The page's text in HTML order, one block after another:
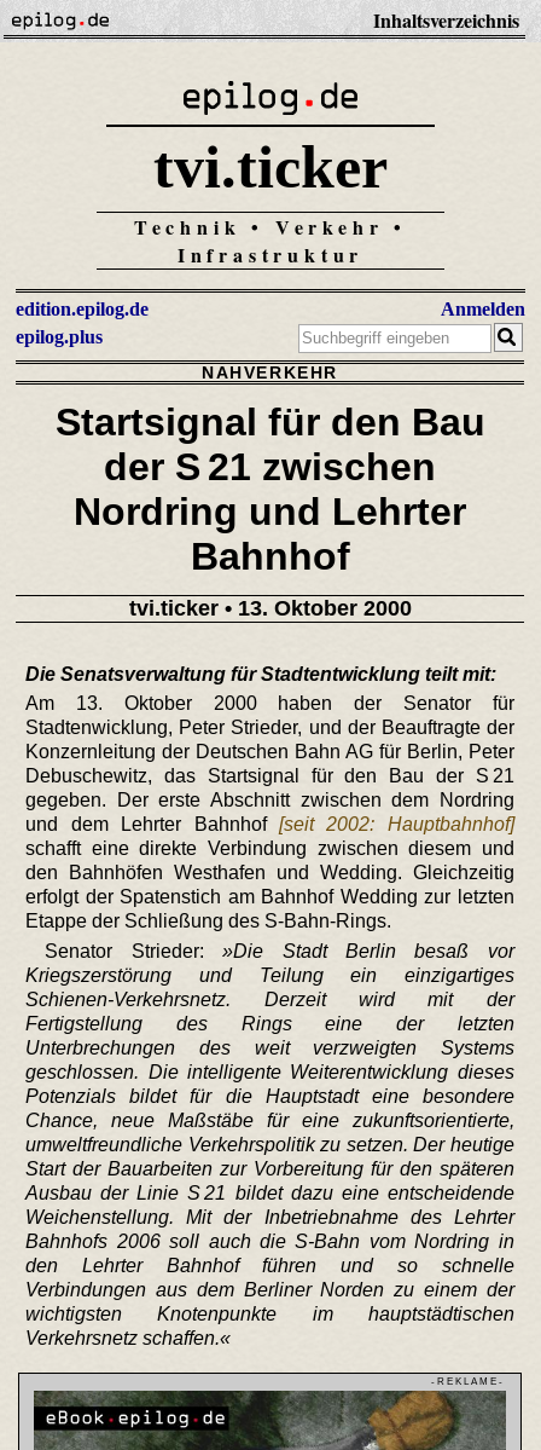
Inhaltsverzeichnis
tvi.ticker
Technik • Verkehr •
Infrastruktur
edition.epilog.de
epilog.plus
Anmelden
NAHVERKEHR
Startsignal für den Bau
der S 21 zwischen
Nordring und Lehrter
Bahnhof
tvi.ticker• 13. Oktober 2000
Die Senatsverwaltung für Stadtentwicklung teilt mit:
Am 13. Oktober 2000 haben der Senator für
Stadtenwicklung, Peter Strieder, und der Beauftragte der
Konzernleitung der Deutschen Bahn AG für Berlin, Peter
Debuschewitz, das Startsignal für den Bau der S 21
gegeben. Der erste Abschnitt zwischen dem Nordring
und dem Lehrter Bahnhof [seit 2002: Hauptbahnhof]
schafft eine direkte Verbindung zwischen diesem und
den Bahnhöfen Westhafen und Wedding. Gleichzeitig
erfolgt der Spatenstich am Bahnhof Wedding zur letzten
Etappe der Schließung des S-Bahn-Rings.
Senator Strieder: Die Stadt Berlin besaß vor
Kriegszerstörung und Teilung ein einzigartiges
Schienen-Verkehrsnetz. Derzeit wird mit der
Fertigstellung des Rings eine der letzten
Unterbrechungen des weit verzweigten Systems
geschlossen. Die intelligente Weiterentwicklung dieses
Potenzials bildet für die Hauptstadt eine besondere
Chance, neue Maßstäbe für eine zukunftsorientierte,
umweltfreundliche Verkehrspolitik zu setzen. Der heutige
Start der Bauarbeiten zur Vorbereitung für den späteren
Ausbau der Linie S 21 bildet dazu eine entscheidende
Weichenstellung. Mit der Inbetriebnahme des Lehrter
Bahnhofs 2006 soll auch die S-Bahn vom Nordring in
den Lehrter Bahnhof führen und so schnelle
Verbindungen aus dem Berliner Norden zu einem der
wichtigsten Knotenpunkte im hauptstädtischen
Verkehrsnetz schaffen.
- R E K L A M E -